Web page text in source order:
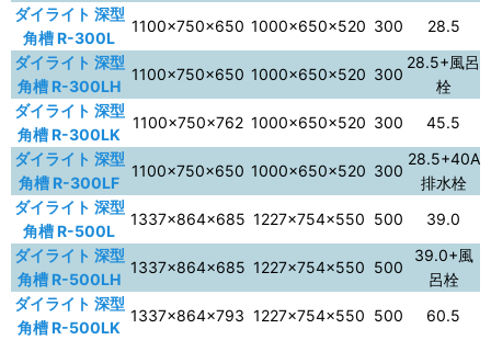
ダイライト 深型
角槽 R-300L
1100×750×650 1000×650×520 300
28.5
ダイライト 深型
角槽 R-300LH
1100×750×650 1000×650×520 300
28.5+風呂
栓
ダイライト 深型
角槽 R-300LK
1100×750×762 1000×650×520 300
45.5
ダイライト 深型
角槽 R-300LF
1100×750×650 1000×650×520 300
28.5+40A
排水栓
ダイライト 深型
角槽 R-500L
1337×864×685 1227×754×550 500
39.0
ダイライト 深型
角槽 R-500LH
1337×864×685 1227×754×550 500
39.0+風
呂栓
ダイライト 深型
角槽 R-500LK
1337×864×793 1227×754×550 500
60.5